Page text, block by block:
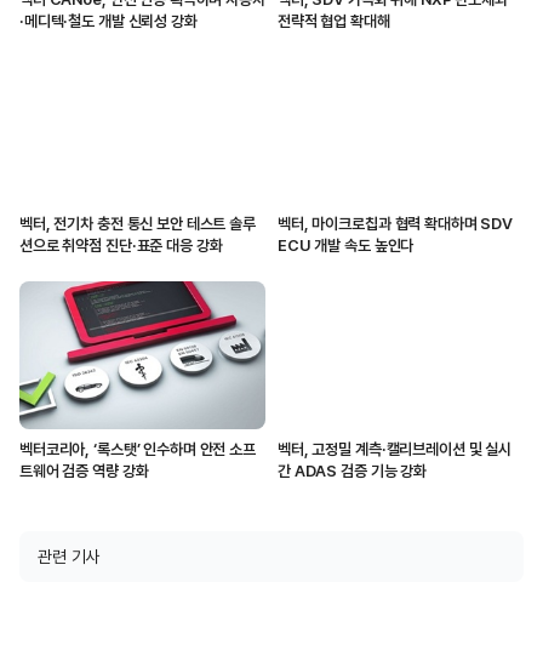
·메디텍·철도 개발 신뢰성 강화
전략적 협업 확대해
벡터, 전기차 충전 통신 보안 테스트 솔루
션으로 취약점 진단·표준 대응 강화
벡터, 마이크로칩과 협력 확대하며 SDV
ECU 개발 속도 높인다
벡터코리아, ‘록스탯’ 인수하며 안전 소프
트웨어 검증 역량 강화
벡터, 고정밀 계측·캘리브레이션 및 실시
간 ADAS 검증 기능 강화
관련 기사